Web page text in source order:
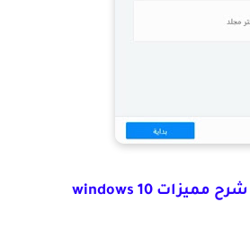
تحديث ويندوز 10 إلى الإصدار windows 10 21h1 دون فورمات مع شرح مميزات windows 10